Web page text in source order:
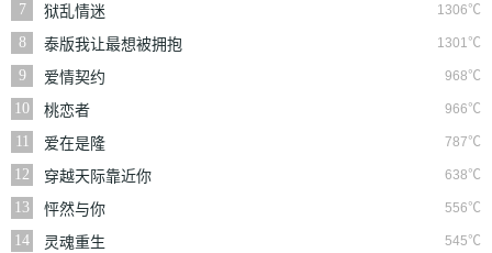
7
1306℃
狱乱情迷
8
1301℃
泰版我让最想被拥抱
的男人给威胁了
9 968℃
爱情契约
10
966℃
桃恋者
11
787℃
爱在是隆
12
638℃
穿越天际靠近你
13
556℃
怦然与你
14
545℃
灵魂重生